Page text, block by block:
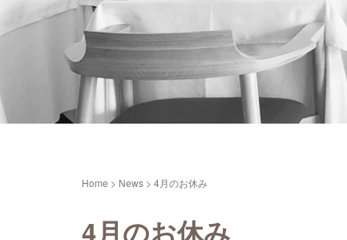
Home > News > 4月のお休み
4月のお休み